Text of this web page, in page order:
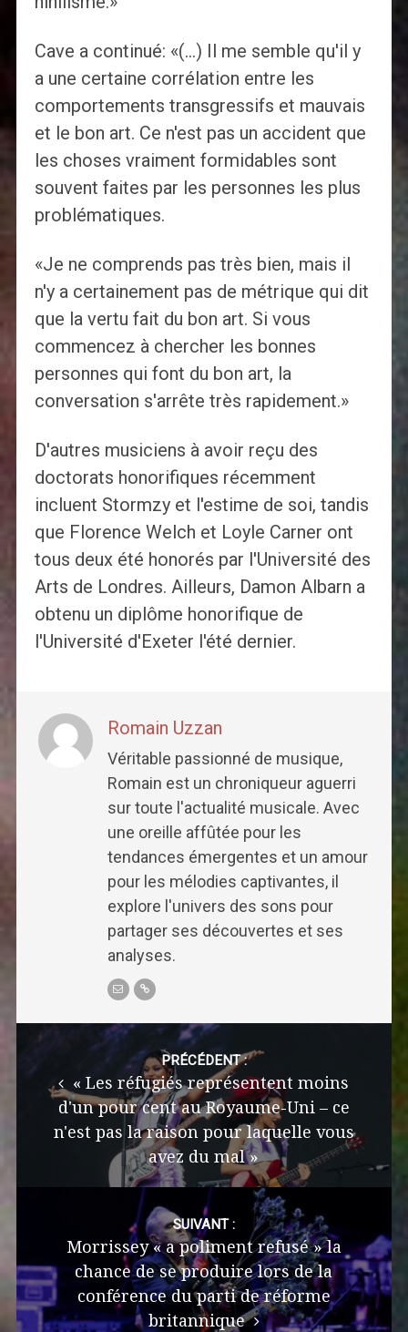
Cave a continué: «(…) Il me semble qu'il y
a une certaine corrélation entre les
comportements transgressifs et mauvais
et le bon art. Ce n'est pas un accident que
les choses vraiment formidables sont
souvent faites par les personnes les plus
problématiques.
«Je ne comprends pas très bien, mais il
n'y a certainement pas de métrique qui dit
que la vertu fait du bon art. Si vous
commencez à chercher les bonnes
personnes qui font du bon art, la
conversation s'arrête très rapidement.»
D'autres musiciens à avoir reçu des
doctorats honorifiques récemment
incluent Stormzy et l'estime de soi, tandis
que Florence Welch et Loyle Carner ont
tous deux été honorés par l'Université des
Arts de Londres. Ailleurs, Damon Albarn a
obtenu un diplôme honorifique de
l'Université d'Exeter l'été dernier.
Romain Uzzan
Véritable passionné de musique,
Romain est un chroniqueur aguerri
sur toute l'actualité musicale. Avec
une oreille affûtée pour les
tendances émergentes et un amour
pour les mélodies captivantes, il
explore l'univers des sons pour
partager ses découvertes et ses
analyses.
Post
PRÉCÉDENT :
« Les réfugiés représentent moins
d'un pour cent au Royaume-Uni – ce
n'est pas la raison pour laquelle vous
avez du mal »
SUIVANT :
Morrissey « a poliment refusé » la
chance de se produire lors de la
conférence du parti de réforme
britannique